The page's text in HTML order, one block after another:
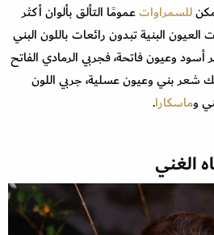
للسمراواتعمومًا التألق بألوان أكثر
البنية تبدون رائعات باللون البني
وعيون فاتحة، فجربي الرمادي الفاتح
شعر بني وعيون عسلية، جربي اللون
وماسكارا.
الغني